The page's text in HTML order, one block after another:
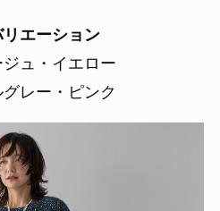
リエーション
ュ・イエロー
レー・ピンク